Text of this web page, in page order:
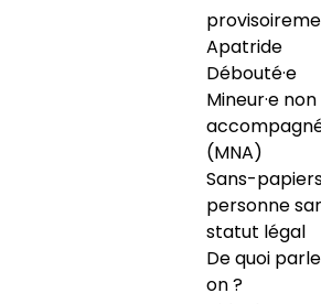
Apatride
Débouté·e
Mineur·e non
(MNA)
Sans-
personne
statut légal
De quoi
on ?